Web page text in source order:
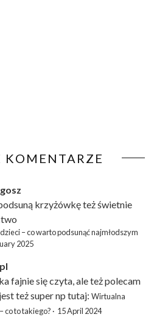
KOMENTARZE
krzyżówkęteż świetnie
– co warto podsunąć najmłodszym
2025
fajnie się czyta, ale też polecam
też super np tutaj: Wirtualna
co to takiego? · 15 April 2024